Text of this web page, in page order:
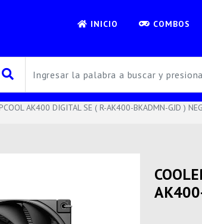
INICIO COMBOS
AK400 DIGITAL SE ( R-AK400-BKADMN-GJD )